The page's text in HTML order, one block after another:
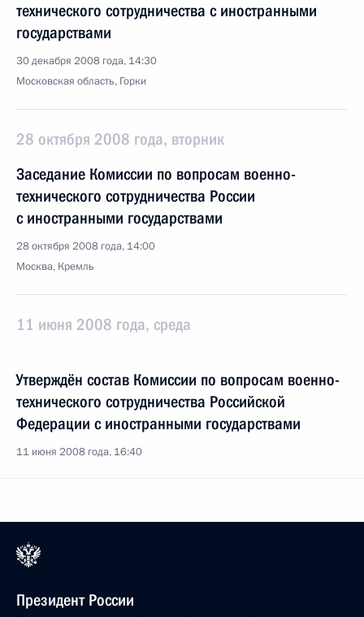
технического сотрудничества с иностранными
государствами
30 декабря 2008 года, 14:30
Московская область, Горки
28 октября 2008 года, вторник
Заседание Комиссии по вопросам военно-
технического сотрудничества России
с иностранными государствами
28 октября 2008 года, 14:00
Москва, Кремль
11 июня 2008 года, среда
Утверждён состав Комиссии по вопросам военно-
технического сотрудничества Российской
Федерации с иностранными государствами
11 июня 2008 года, 16:40
Президент России